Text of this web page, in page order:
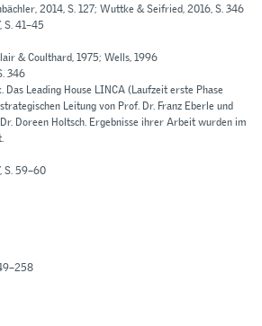
2014, S. 127; Wuttke & Seifried, 2016, S. 346
S. 41–45
& Coulthard, 1975; Wells, 1996
346
Das Leading House LINCA (Laufzeit erste Phase
Leitung von Prof. Dr. Franz Eberle und
Doreen Holtsch. Ergebnisse ihrer Arbeit wurden im
S. 59–60